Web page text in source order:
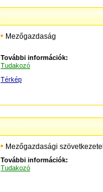
Mezőgazdaság
További információk:
Tudakozó
Térkép
Mezőgazdasági
További információk:
Tudakozó